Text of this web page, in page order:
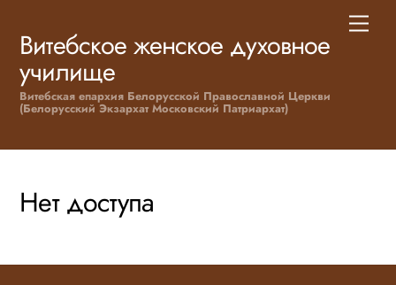
content
Витебское женское духовное
училище
Витебская епархия Белорусской Православной Церкви
(Белорусский Экзархат Московский Патриархат)
Нет доступа